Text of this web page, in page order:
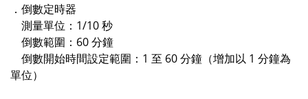
．倒數定時器
測量單位：1/10 秒
倒數範圍：60 分鐘
倒數開始時間設定範圍：1 至 60 分鐘（增加以 1 分鐘為
單位）